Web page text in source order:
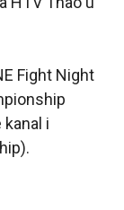
Fight Night
i